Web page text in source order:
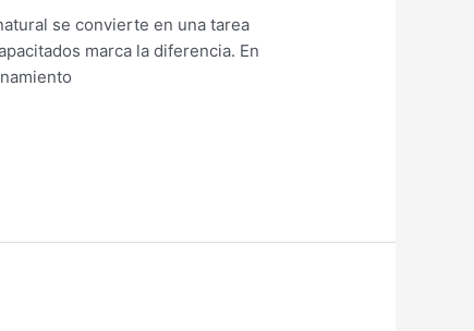
se convierte en una tarea
marca la diferencia. En